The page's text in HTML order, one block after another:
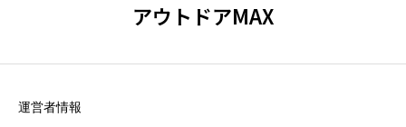
アウトドアMAX
運営者情報